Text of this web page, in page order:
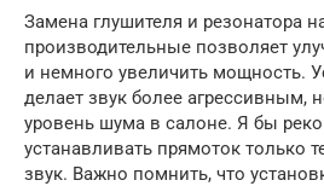
Замена глушителя и резонатора
производительные позволяет
и немного увеличить мощность.
делает звук более агрессивным,
уровень шума в салоне. Я бы
устанавливать прямоток только
звук. Важно помнить, что